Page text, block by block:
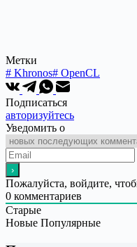
Метки
# Khronos# OpenCL
Подписаться
авторизуйтесь
Уведомить о
Пожалуйста, войдите,
0 комментариев
Старые
Новые Популярные